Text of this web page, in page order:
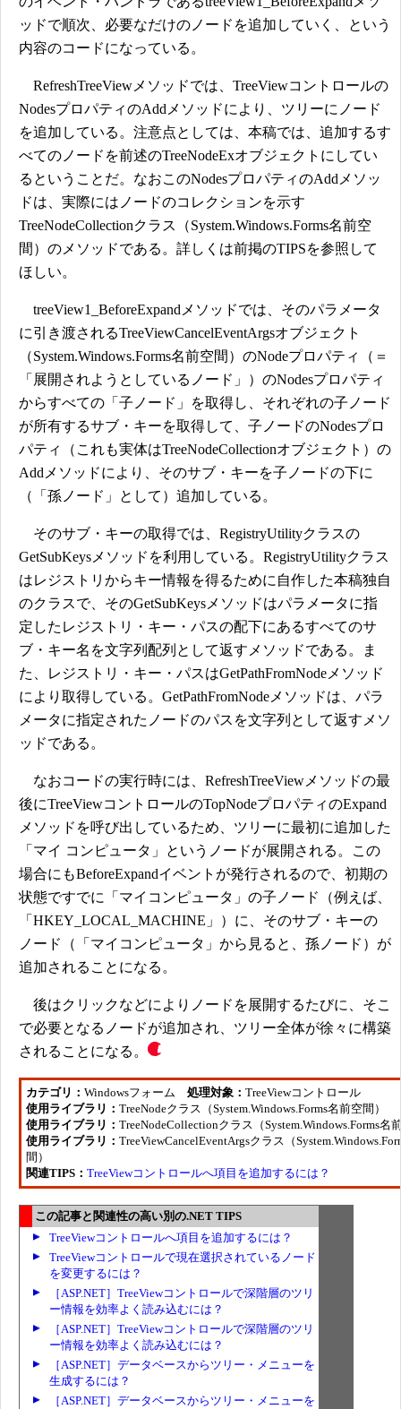
ッドで順次、必要なだけのノードを追加していく、という
内容のコードになっている。
RefreshTreeViewメソッドでは、TreeViewコントロールの
NodesプロパティのAddメソッドにより、ツリーにノード
を追加している。注意点としては、本稿では、追加するす
べてのノードを前述のTreeNodeExオブジェクトにしてい
るということだ。なおこのNodesプロパティのAddメソッ
ドは、実際にはノードのコレクションを示す
TreeNodeCollectionクラス（System.Windows.Forms名前空
間）のメソッドである。詳しくは前掲のTIPSを参照して
ほしい。
treeView1_BeforeExpandメソッドでは、そのパラメータ
に引き渡されるTreeViewCancelEventArgsオブジェクト
（System.Windows.Forms名前空間）のNodeプロパティ（＝
「展開されようとしているノード」）のNodesプロパティ
からすべての「子ノード」を取得し、それぞれの子ノード
が所有するサブ・キーを取得して、子ノードのNodesプロ
パティ（これも実体はTreeNodeCollectionオブジェクト）の
Addメソッドにより、そのサブ・キーを子ノードの下に
（「孫ノード」として）追加している。
そのサブ・キーの取得では、RegistryUtilityクラスの
GetSubKeysメソッドを利用している。RegistryUtilityクラス
はレジストリからキー情報を得るために自作した本稿独自
のクラスで、そのGetSubKeysメソッドはパラメータに指
定したレジストリ・キー・パスの配下にあるすべてのサ
ブ・キー名を文字列配列として返すメソッドである。ま
た、レジストリ・キー・パスはGetPathFromNodeメソッド
により取得している。GetPathFromNodeメソッドは、パラ
メータに指定されたノードのパスを文字列として返すメソ
ッドである。
なおコードの実行時には、RefreshTreeViewメソッドの最
後にTreeViewコントロールのTopNodeプロパティのExpand
メソッドを呼び出しているため、ツリーに最初に追加した
「マイ コンピュータ」というノードが展開される。この
場合にもBeforeExpandイベントが発行されるので、初期の
状態ですでに「マイコンピュータ」の子ノード（例えば、
「HKEY_LOCAL_MACHINE」）に、そのサブ・キーの
ノード（「マイコンピュータ」から見ると、孫ノード）が
追加されることになる。
後はクリックなどによりノードを展開するたびに、そこ
で必要となるノードが追加され、ツリー全体が徐々に構築
されることになる。
カテゴリ： Windowsフォーム 処理対象： TreeViewコントロール
使用ライブラリ： TreeNodeクラス（System.Windows.Forms名前空間）
使用ライブラリ： TreeNodeCollectionクラス（System.Windows.Forms名
使用ライブラリ： TreeViewCancelEventArgsクラス（
間）
関連TIPS： TreeViewコントロールへ項目を追加するには？
この記事と関連性の高い別の.NET TIPS
TreeViewコントロールへ項目を追加するには？
TreeViewコントロールで現在選択されているノード
を変更するには？
［ASP.NET］TreeViewコントロールで深階層のツリ
ー情報を効率よく読み込むには？
［ASP.NET］TreeViewコントロールで深階層のツリ
ー情報を効率よく読み込むには？
［ASP.NET］データベースからツリー・メニューを
生成するには？
［ASP.NET］データベースからツリー・メニューを